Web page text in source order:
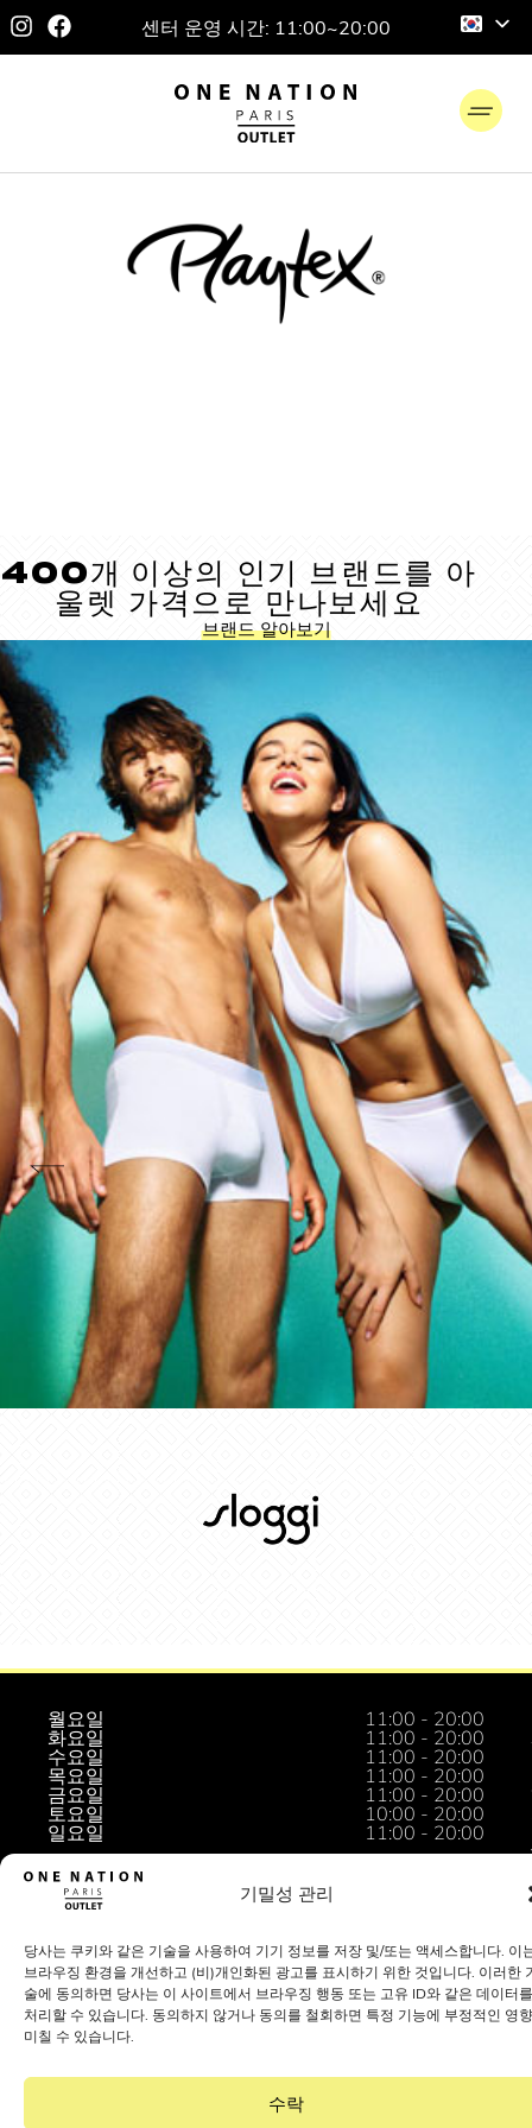
기밀성 관리
당사는 쿠키와 같은 기술을 사용하여 기기 정보를 저장 및/또는 액세스합니다. 이
브라우징 환경을 개선하고 (비)개인화된 광고를 표시하기 위한 것입니다. 이러한
술에 동의하면 당사는 이 사이트에서 브라우징 행동 또는 고유 ID와 같은 데이터를
처리할 수 있습니다. 동의하지 않거나 동의를 철회하면 특정 기능에 부정적인 영
미칠 수 있습니다.
수락
센터 운영 시간: 11:00~20:00
400개 이상의 인기 브랜드를 아
울렛 가격으로 만나보세요
브랜드 알아보기
월요일
11:00 - 20:00
화요일
11:00 - 20:00
수요일
11:00 - 20:00
목요일
11:00 - 20:00
금요일
11:00 - 20:00
토요일
10:00 - 20:00
일요일
11:00 - 20:00